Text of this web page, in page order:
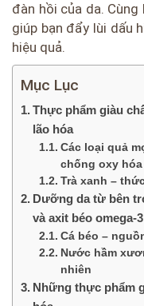
đàn hồi của da.
giúp bạn đẩy lùi dấu
hiệu quả.
Mục Lục
Thực phẩm giàu
lão hóa
Các loại quả
chống oxy
Trà xanh –
Dưỡng da từ bên
và axit béo omega-3
Cá béo –
Nước hầm
nhiên
Những thực phẩm